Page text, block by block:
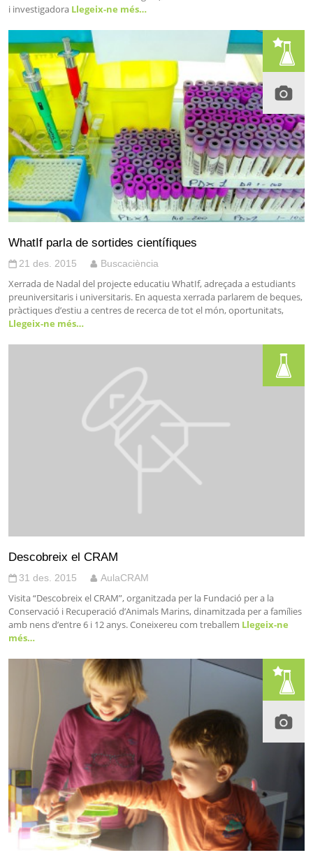
i investigadora Llegeix-ne més…
WhatIf parla de sortides científiques
21 des. 2015 Buscaciència
Xerrada de Nadal del projecte educatiu WhatIf, adreçada a estudiants
preuniversitaris i universitaris. En aquesta xerrada parlarem de beques,
pràctiques d’estiu a centres de recerca de tot el món, oportunitats,
Llegeix-ne més…
Descobreix el CRAM
31 des. 2015 AulaCRAM
Visita “Descobreix el CRAM”, organitzada per la Fundació per a la
Conservació i Recuperació d’Animals Marins, dinamitzada per a famílies
amb nens d’entre 6 i 12 anys. Coneixereu com treballem Llegeix-ne
més…